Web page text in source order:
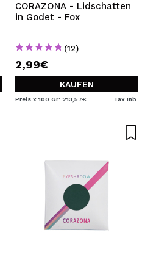
CORAZONA - Lidschatten
in Godet - Fox
(12)
2,99€
KAUFEN
Preis x 100 Gr: 213,57€ Tax Inb.